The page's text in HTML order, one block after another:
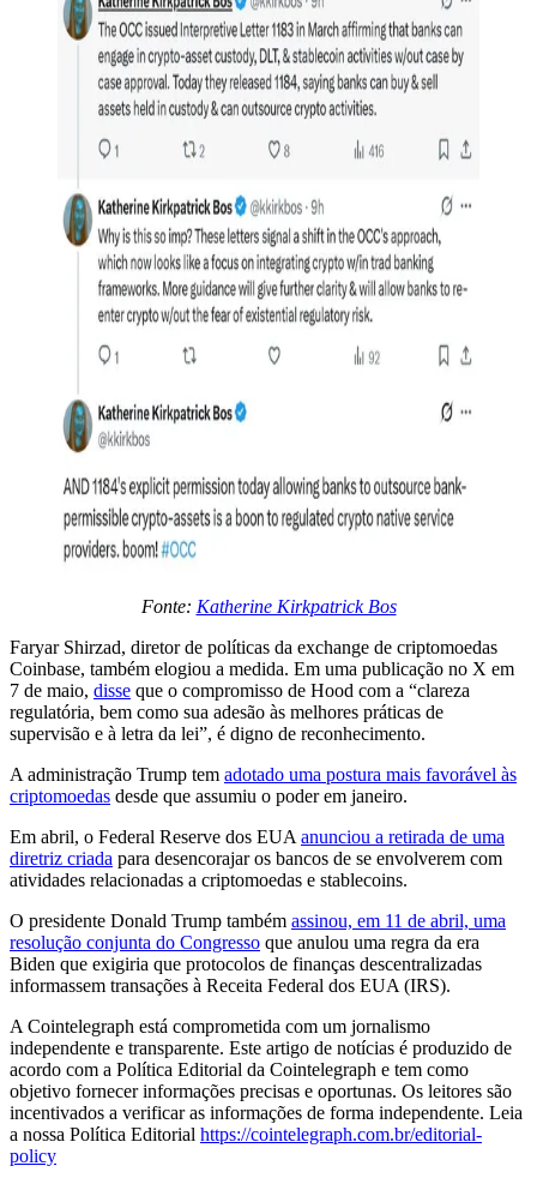
Fonte: Katherine Kirkpatrick Bos
Faryar Shirzad, diretor de políticas da exchange de criptomoedas
Coinbase, também elogiou a medida. Em uma publicação no X em
7 de maio, disse que o compromisso de Hood com a “clareza
regulatória, bem como sua adesão às melhores práticas de
supervisão e à letra da lei”, é digno de reconhecimento.
A administração Trump tem adotado uma postura mais favorável às
criptomoedas desde que assumiu o poder em janeiro.
Em abril, o Federal Reserve dos EUA anunciou a retirada de uma
diretriz criada para desencorajar os bancos de se envolverem com
atividades relacionadas a criptomoedas e stablecoins.
O presidente Donald Trump também assinou, em 11 de abril, uma
resolução conjunta do Congresso que anulou uma regra da era
Biden que exigiria que protocolos de finanças descentralizadas
informassem transações à Receita Federal dos EUA (IRS).
A Cointelegraph está comprometida com um jornalismo
independente e transparente. Este artigo de notícias é produzido de
acordo com a Política Editorial da Cointelegraph e tem como
objetivo fornecer informações precisas e oportunas. Os leitores são
incentivados a verificar as informações de forma independente. Leia
a nossa Política Editorial https://cointelegraph.com.br/editorial-
policy